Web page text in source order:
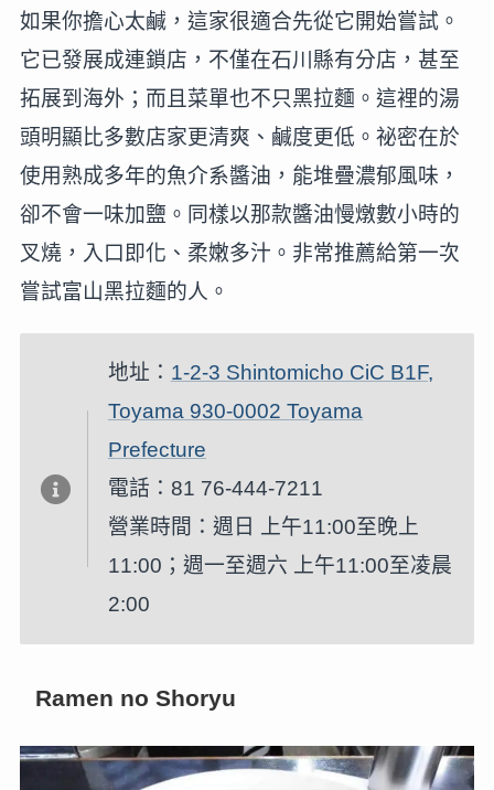
如果你擔心太鹹，這家很適合先從它開始嘗試。
它已發展成連鎖店，不僅在石川縣有分店，甚至
拓展到海外；而且菜單也不只黑拉麵。這裡的湯
頭明顯比多數店家更清爽、鹹度更低。祕密在於
使用熟成多年的魚介系醬油，能堆疊濃郁風味，
卻不會一味加鹽。同樣以那款醬油慢燉數小時的
叉燒，入口即化、柔嫩多汁。非常推薦給第一次
嘗試富山黑拉麵的人。
地址： 1-2-3 Shintomicho CiC B1F,
Toyama 930-0002 Toyama
Prefecture
電話：81 76-444-7211
營業時間：週日 上午11:00至晚上
11:00；週一至週六 上午11:00至凌晨
2:00
Ramen no Shoryu